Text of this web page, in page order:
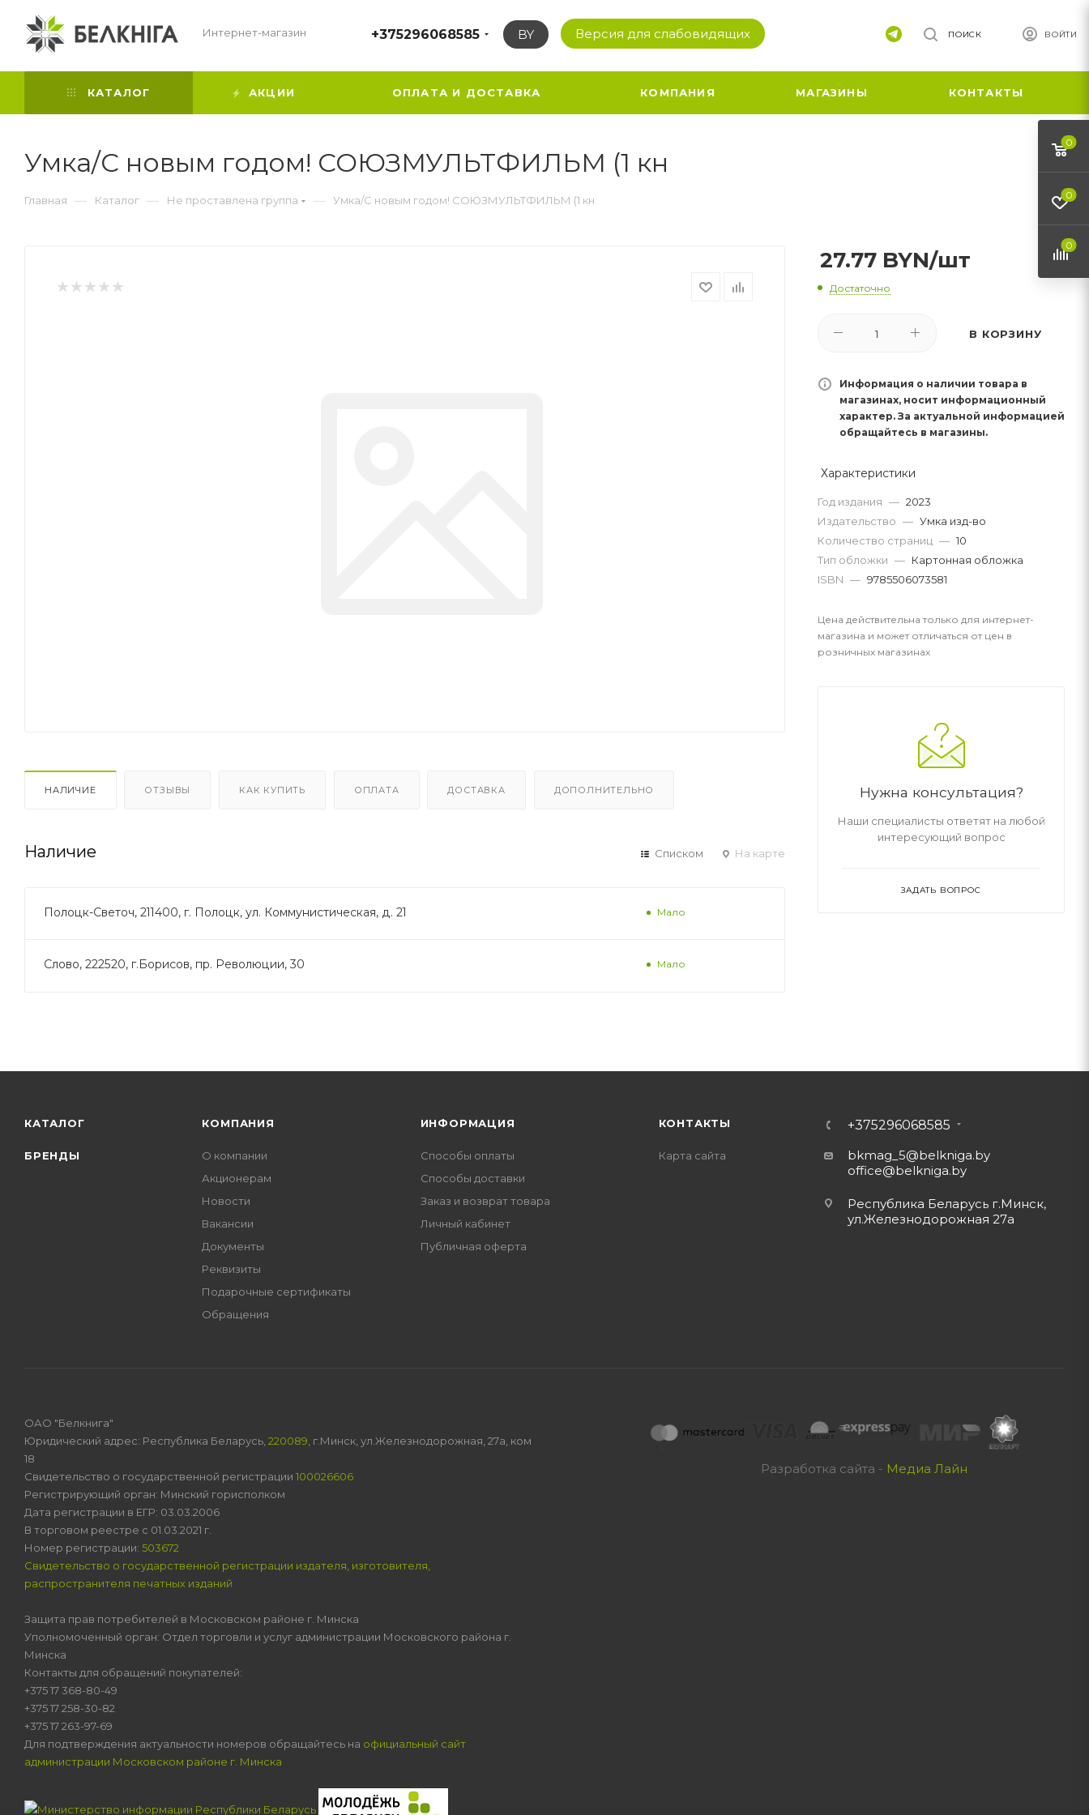
Интернет-магазин +375296068585 BY Версия для слабовидящих ВОЙТИ
ПОИСК
КАТАЛОГ АКЦИИ ОПЛАТА И ДОСТАВКА КОМПАНИЯ МАГАЗИНЫ КОНТАКТЫ
Умка/С новым годом! СОЮЗМУЛЬТФИЛЬМ (1 кн
Главная — Каталог — Не проставлена группа — Умка/С новым годом! СОЮЗМУЛЬТФИЛЬМ (1 кн
НАЛИЧИЕ ОТЗЫВЫ КАК КУПИТЬ ОПЛАТА ДОСТАВКА ДОПОЛНИТЕЛЬНО
Наличие Списком На карте
Полоцк-Светоч, 211400, г. Полоцк, ул. Коммунистическая, д. 21 Мало
Слово, 222520, г.Борисов, пр. Революции, 30 Мало
27.77 BYN/шт
Достаточно
В КОРЗИНУ
Информация о наличии товара в
магазинах, носит информационный
характер. За актуальной информацией
обращайтесь в магазины.
Характеристики
Год издания — 2023
Издательство — Умка изд-во
Количество страниц — 10
Тип обложки — Картонная обложка
ISBN — 9785506073581
Цена действительна только для интернет-
магазина и может отличаться от цен в
розничных магазинах
Нужна консультация?
Наши специалисты ответят на любой
интересующий вопрос
ЗАДАТЬ ВОПРОС
КАТАЛОГ
БРЕНДЫ
КОМПАНИЯ
О компании
Акционерам
Новости
Вакансии
Документы
Реквизиты
Подарочные сертификаты
Обращения
ИНФОРМАЦИЯ
Способы оплаты
Способы доставки
Заказ и возврат товара
Личный кабинет
Публичная оферта
КОНТАКТЫ
Карта сайта
+375296068585
bkmag_5@belkniga.by
office@belkniga.by
Республика Беларусь г.Минск,
ул.Железнодорожная 27а
Разработка сайта - Медиа Лайн
ОАО "Белкнига"
Юридический адрес: Республика Беларусь, 220089 , г.Минск, ул.Железнодорожная, 27а, ком
18
Свидетельство о государственной регистрации 100026606
Регистрирующий орган: Минский горисполком
Дата регистрации в ЕГР: 03.03.2006
В торговом реестре с 01.03.2021 г.
Номер регистрации: 503672
Свидетельство о государственной регистрации издателя, изготовителя,
распространителя печатных изданий
Защита прав потребителей в Московском районе г. Минска
Уполномоченный орган: Отдел торговли и услуг администрации Московского района г.
Минска
Контакты для обращений покупателей:
+375 17 368-80-49
+375 17 258-30-82
+375 17 263-97-69
Для подтверждения актуальности номеров обращайтесь на официальный сайт
администрации Московском районе г. Минска
0
0
0